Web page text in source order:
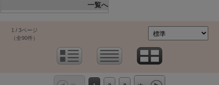
一覧へ
1 / 3ページ
（全90件）